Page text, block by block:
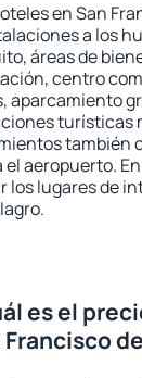
en San
a los
áreas de
centro
aparcamiento
turísticas
también
el aeropuerto.
los lugares de
es el
Francisco